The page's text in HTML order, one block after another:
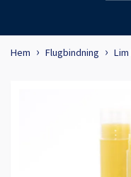
Hem Flugbindning Lim